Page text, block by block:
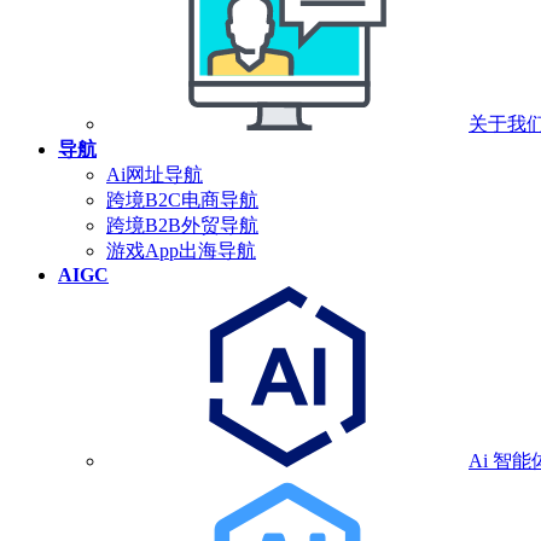
关于我
导航
Ai网址导航
跨境B2C电商导航
跨境B2B外贸导航
游戏App出海导航
AIGC
Ai 智能